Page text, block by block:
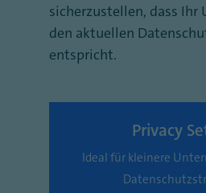
sicherzustellen, dass Ihr
den aktuellen
entspricht.
Privacy
Ideal für kleinere